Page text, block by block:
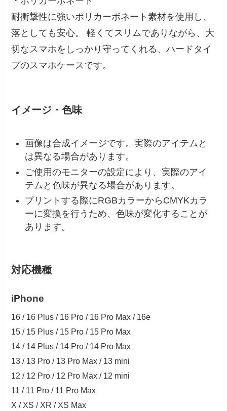
耐衝撃性に強いポリカーボネート素材を使用し、
落としても安心。 軽くてスリムでありながら、大
切なスマホをしっかり守ってくれる、ハードタイ
プのスマホケースです。
イメージ・色味
画像は合成イメージです。実際のアイテムと
は異なる場合があります。
ご使用のモニターの設定により、実際のアイ
テムと色味が異なる場合があります。
プリントする際にRGBカラーからCMYKカラ
ーに変換を行うため、色味が変化することが
あります。
対応機種
iPhone
16 / 16 Plus / 16 Pro / 16 Pro Max / 16e
15 / 15 Plus / 15 Pro / 15 Pro Max
14 / 14 Plus / 14 Pro / 14 Pro Max
13 / 13 Pro / 13 Pro Max / 13 mini
12 / 12 Pro / 12 Pro Max / 12 mini
11 / 11 Pro / 11 Pro Max
X / XS / XR / XS Max